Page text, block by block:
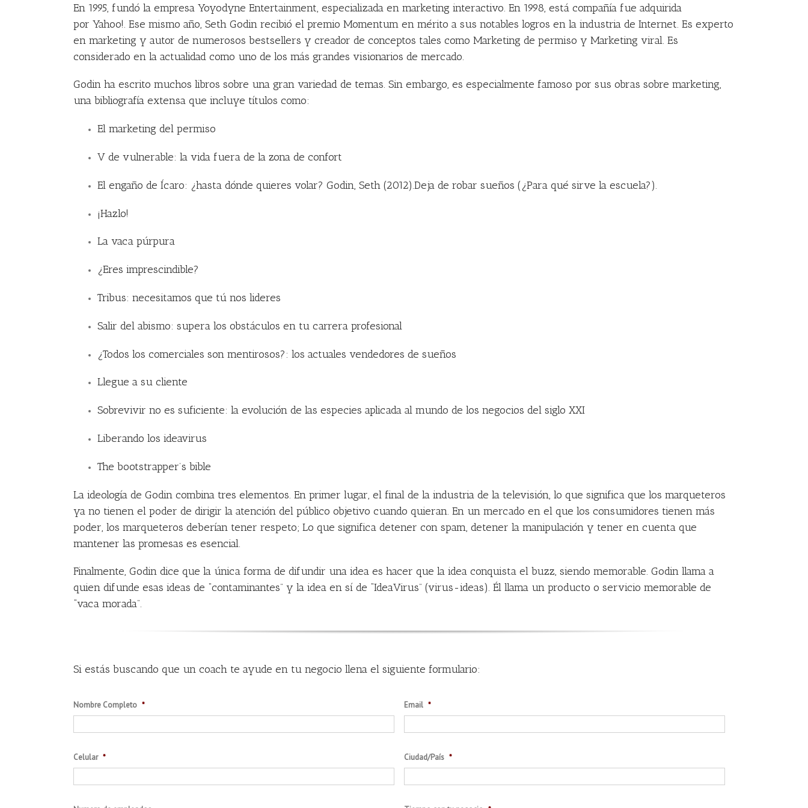
En 1995, fundó la empresa Yoyodyne Entertainment, especializada en marketing interactivo. En 1998, está compañía fue adquirida
por Yahoo!. Ese mismo año, Seth Godin recibió el premio Momentum en mérito a sus notables logros en la industria de Internet. Es experto
en marketing y autor de numerosos bestsellers y creador de conceptos tales como Marketing de permiso y Marketing viral. Es
considerado en la actualidad como uno de los más grandes visionarios de mercado.
Godin ha escrito muchos libros sobre una gran variedad de temas. Sin embargo, es especialmente famoso por sus obras sobre marketing,
una bibliografía extensa que incluye títulos como:
El marketing del permiso
V de vulnerable: la vida fuera de la zona de confort
El engaño de Ícaro: ¿hasta dónde quieres volar? Godin, Seth (2012).Deja de robar sueños (¿Para qué sirve la escuela?).
¡Hazlo!
La vaca púrpura
¿Eres imprescindible?
Tribus: necesitamos que tú nos lideres
Salir del abismo: supera los obstáculos en tu carrera profesional
¿Todos los comerciales son mentirosos?: los actuales vendedores de sueños
Llegue a su cliente
Sobrevivir no es suficiente: la evolución de las especies aplicada al mundo de los negocios del siglo XXI
Liberando los ideavirus
The bootstrapper’s bible
La ideología de Godin combina tres elementos. En primer lugar, el final de la industria de la televisión, lo que significa que los marqueteros
ya no tienen el poder de dirigir la atención del público objetivo cuando quieran. En un mercado en el que los consumidores tienen más
poder, los marqueteros deberían tener respeto; Lo que significa detener con spam, detener la manipulación y tener en cuenta que
mantener las promesas es esencial.
Finalmente, Godin dice que la única forma de difundir una idea es hacer que la idea conquista el buzz, siendo memorable. Godin llama a
quien difunde esas ideas de “contaminantes” y la idea en sí de “IdeaVirus” (virus-ideas). Él llama un producto o servicio memorable de
“vaca morada”.
Si estás buscando que un coach te ayude en tu negocio llena el siguiente formulario:
Nombre Completo * Email *
Celular * Ciudad/País *